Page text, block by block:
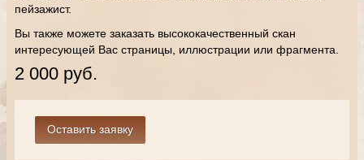
пейзажист.
Вы также можете заказать высококачественный скан
интересующей Вас страницы, иллюстрации или фрагмента.
2 000 руб.